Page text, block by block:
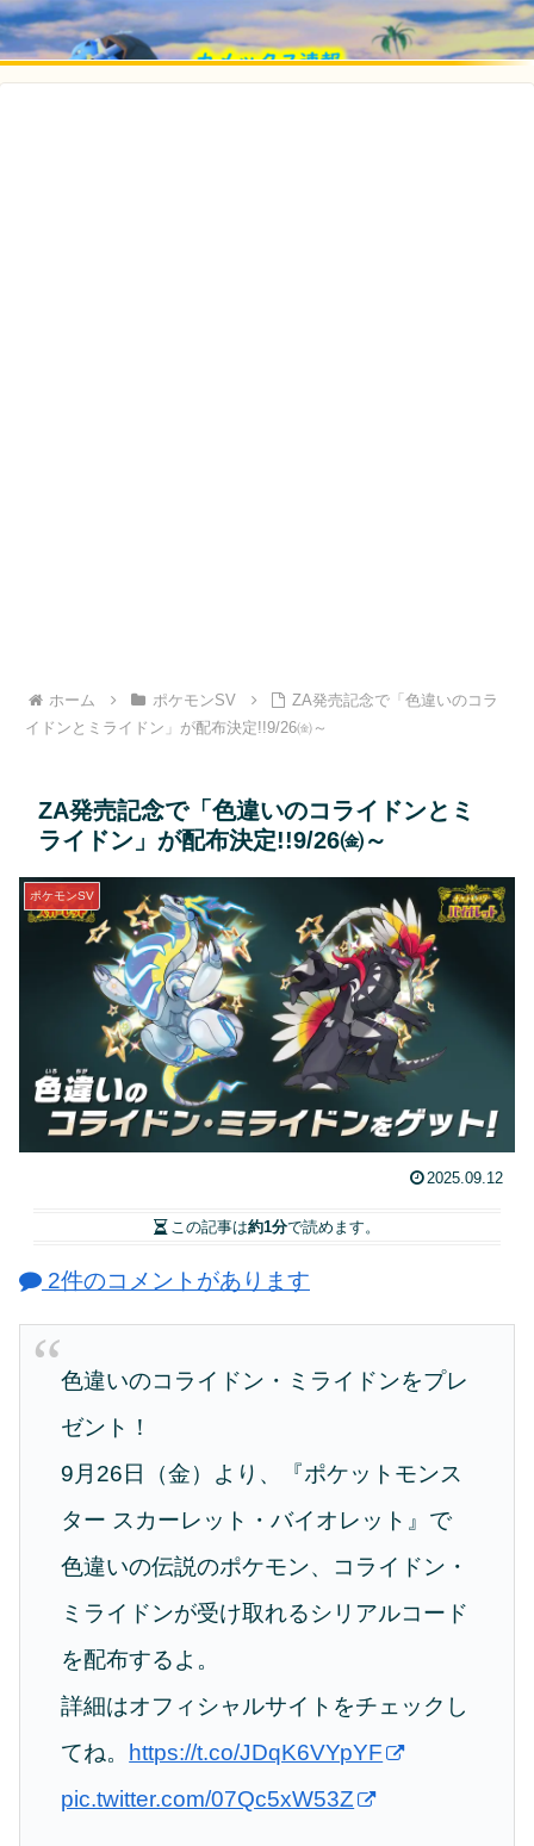
ホーム ポケモンSV
ZA発売記念で「色違いのコラ
イドンとミライドン」が配布決定!!9/26㈮～
ZA発売記念で「色違いのコライドンとミ
ライドン」が配布決定!!9/26㈮～
ポケモンSV
2025.09.12
この記事は約1分で読めます。
2件のコメントがあります
色違いのコライドン・ミライドンをプレ
ゼント！
9月26日（金）より、『ポケットモンス
ター スカーレット・バイオレット』で
色違いの伝説のポケモン、コライドン・
ミライドンが受け取れるシリアルコード
を配布するよ。
詳細はオフィシャルサイトをチェックし
てね。 https://t.co/JDqK6VYpYF
pic.twitter.com/07Qc5xW53Z